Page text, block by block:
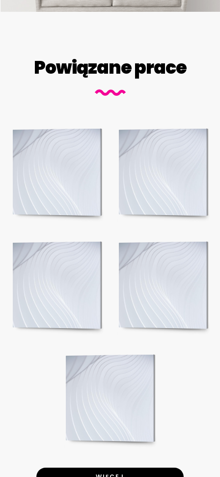
Powiązane prace